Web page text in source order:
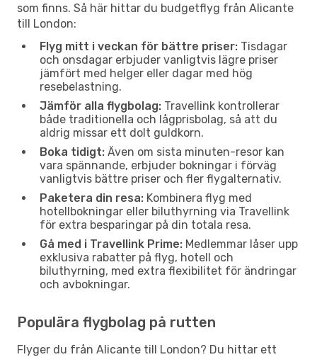
som finns. Så här hittar du budgetflyg från Alicante
till London:
Flyg mitt i veckan för bättre priser: Tisdagar
och onsdagar erbjuder vanligtvis lägre priser
jämfört med helger eller dagar med hög
resebelastning.
Jämför alla flygbolag: Travellink kontrollerar
både traditionella och lågprisbolag, så att du
aldrig missar ett dolt guldkorn.
Boka tidigt: Även om sista minuten-resor kan
vara spännande, erbjuder bokningar i förväg
vanligtvis bättre priser och fler flygalternativ.
Paketera din resa: Kombinera flyg med
hotellbokningar eller biluthyrning via Travellink
för extra besparingar på din totala resa.
Gå med i Travellink Prime: Medlemmar låser upp
exklusiva rabatter på flyg, hotell och
biluthyrning, med extra flexibilitet för ändringar
och avbokningar.
Populära flygbolag på rutten
Flyger du från Alicante till London? Du hittar ett